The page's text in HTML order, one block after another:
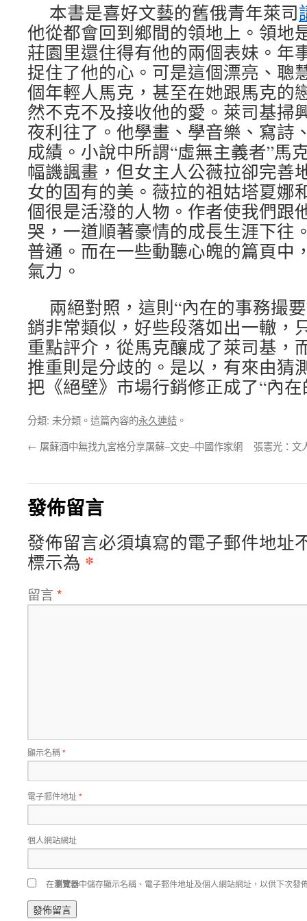
本書是喜好文藝的舊俄青年萊司
他從都會回到鄉間的領地上。領地
莊園里還住得有他的兩個表妹。年
捉住了他的心。可是這個漂亮、聰
個年輕人馬克，甚至在她跟馬克的
然不克不及接收他的愛。萊司基掃
夜利往了。他學畫、學音樂、寫詩
成績。小說中所謂“虛無主義者”馬
幅譏諷畫，但女主人公薇拉卻完善
女的固有的美。薇拉的祖姑塔夏娜
個很是活潑的人物。作者使我們跟
哭，一道順著豪情的成長生涯下往
普通。而在一些動聽心魄的篇頁中
氣力。
兩絕對照，這則“內在的事務撮
銷非常類似，好些段落如出一轍，
重點評介，從馬克釀成了萊司基，
推重則是分歧的。是以，有來由猜
把《絕壁》市場行銷修正成了“內
分類: 未分類。這篇內容的永久連結 。
← 屠蘇酒中無找九宮格分享屠蘇–文史–中國作家網 張憲光：文
發佈留言
發佈留言必須填寫的電子郵件地址
標示為 *
留言 *
顯示名稱*
電子郵件地址*
個人網站網址
在瀏覽器中儲存顯示名稱、電子郵件地址及個人網站網址，以供下次發